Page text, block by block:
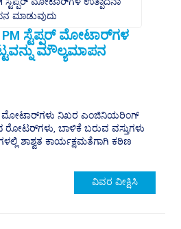
ಸ್ಟೆಪ್ಪರ್ ಮೋಟಾರ್‌ಗಳ
ಮೌಲ್ಯಮಾಪನ
ಮೋಟಾರ್‌ಗಳು ನಿಖರ ಎಂಜಿನಿಯರಿಂಗ್
ರೋಟರ್‌ಗಳು, ಬಾಳಿಕೆ ಬರುವ ವಸ್ತುಗಳು
ಶಾಶ್ವತ ಕಾರ್ಯಕ್ಷಮತೆಗಾಗಿ ಕಠಿಣ
ವಿವರ ವೀಕ್ಷಿಸಿ